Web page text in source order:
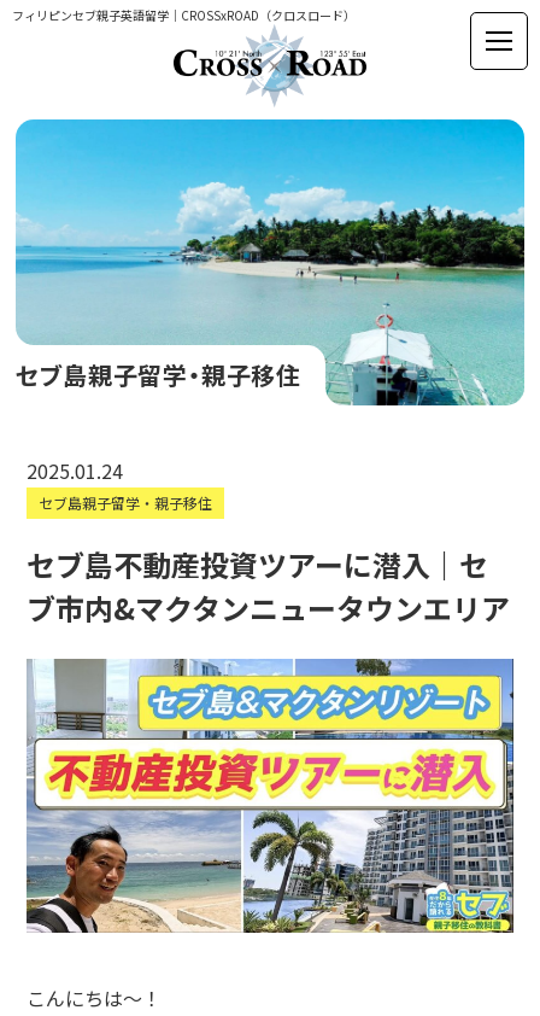
フィリピンセブ親子英語留学｜CROSSxROAD（クロスロード）
セブ島親子留学・親子移住
2025.01.24
セブ島親子留学・親子移住
セブ島不動産投資ツアーに潜入｜セ
ブ市内&マクタンニュータウンエリア
こんにちは～！